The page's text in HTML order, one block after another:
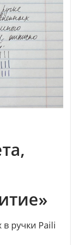
ручки Paili